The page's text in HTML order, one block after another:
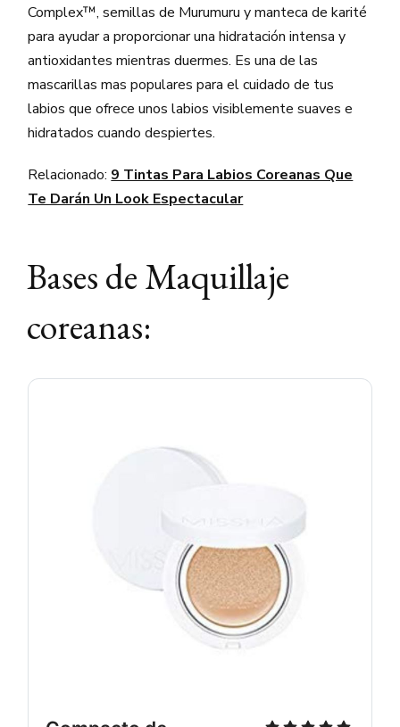
Complex™, semillas de Murumuru y manteca de karité
para ayudar a proporcionar una hidratación intensa y
antioxidantes mientras duermes. Es una de las
mascarillas mas populares para el cuidado de tus
labios que ofrece unos labios visiblemente suaves e
hidratados cuando despiertes.
Relacionado: 9 Tintas Para Labios Coreanas Que
Te Darán Un Look Espectacular
Bases de Maquillaje
coreanas: